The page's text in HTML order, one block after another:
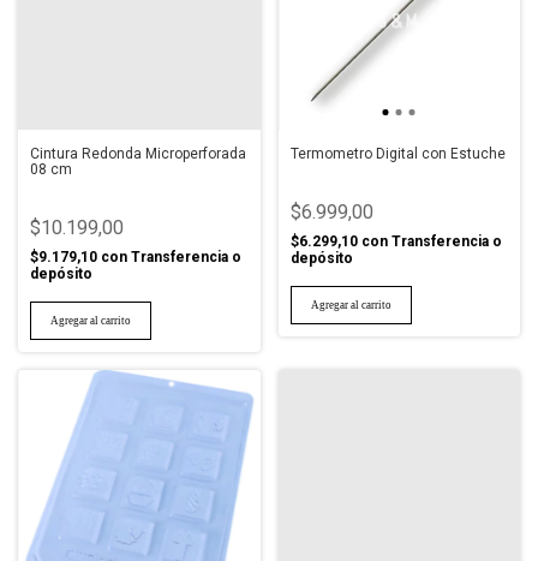
Cintura Redonda Microperforada
08 cm
$10.199,00
$9.179,10 con Transferencia o
depósito
Termometro Digital con Estuche
$6.999,00
$6.299,10 con Transferencia o
depósito